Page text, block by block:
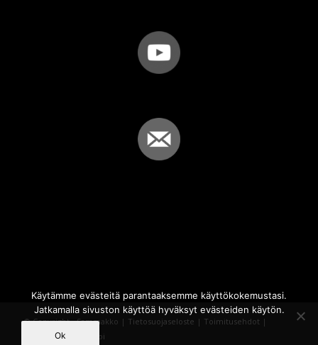
© Copyright - Sammakko | Tietosuojaseloste | Toimitusehdot |
Powered by
iQWebbi
Käytämme evästeitä parantaaksemme käyttökokemustasi.
Jatkamalla sivuston käyttöä hyväksyt evästeiden käytön.
Ok